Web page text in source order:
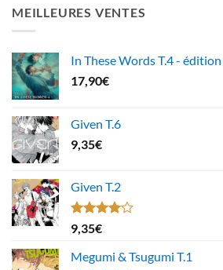
MEILLEURES VENTES
In These Words T.4 -
17,90€
Given T.6
9,35€
Given T.2
Note
4.00
5
9,35€
Megumi & Tsugumi T.1